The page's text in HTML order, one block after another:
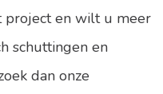
project en wilt u meer
schuttingen en
dan onze